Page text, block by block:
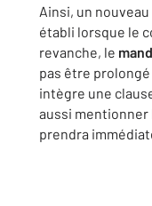
Ainsi, un nouveau
établi lorsque le
revanche, le
pas être
intègre une
aussi mentionner
prendra